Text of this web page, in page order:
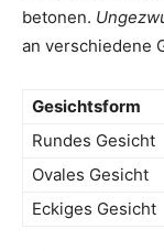
betonen.
an verschiedene
Gesichtsform
Rundes Gesicht
Ovales Gesicht
Eckiges Gesicht